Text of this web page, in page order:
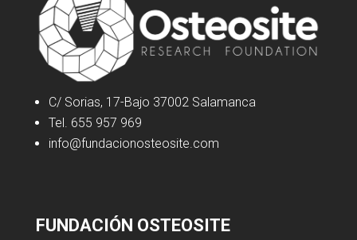
C/ Sorias, 17-Bajo 37002 Salamanca
Tel. 655 957 969
info@fundacionosteosite.com
FUNDACIÓN OSTEOSITE